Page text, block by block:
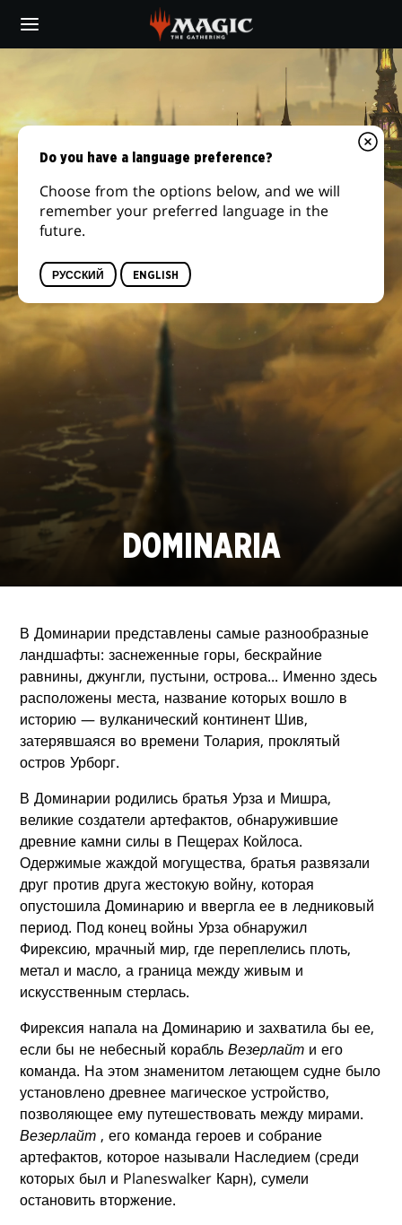
main
DOMINARIA
В Доминарии представлены самые разнообразные
ландшафты: заснеженные горы, бескрайние
равнины, джунгли, пустыни, острова... Именно здесь
расположены места, название которых вошло в
историю — вулканический континент Шив,
затерявшаяся во времени Толария, проклятый
остров Урборг.
В Доминарии родились братья Урза и Мишра,
великие создатели артефактов, обнаружившие
древние камни силы в Пещерах Койлоса.
Одержимые жаждой могущества, братья развязали
друг против друга жестокую войну, которая
опустошила Доминарию и ввергла ее в ледниковый
период. Под конец войны Урза обнаружил
Фирексию, мрачный мир, где переплелись плоть,
метал и масло, а граница между живым и
искусственным стерлась.
Фирексия напала на Доминарию и захватила бы ее,
если бы не небесный корабльВезерлайт и его
команда. На этом знаменитом летающем судне было
установлено древнее магическое устройство,
позволяющее ему путешествовать между мирами.
Везерлайт , его команда героев и собрание
артефактов, которое называли Наследием (среди
которых был и Planeswalker Карн), сумели
остановить вторжение.
Do you have a language preference?
Choose from the options below, and we will
remember your preferred language in the
future.
РУССКИЙ ENGLISH